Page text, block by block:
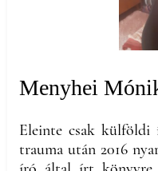
Menyhei
Eleinte csak
trauma után 2016